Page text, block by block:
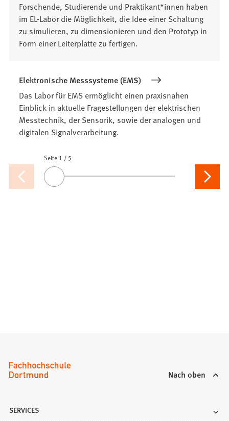
Forschende, Studierende und Praktikant*innen haben
im EL-Labor die Möglichkeit, die Idee einer Schaltung
zu simulieren, zu dimensionieren und den Prototyp in
Form einer Leiterplatte zu fertigen.
Elektronische Messsysteme (EMS)
Das Labor für EMS ermöglicht einen praxisnahen
Einblick in aktuelle Fragestellungen der elektrischen
Messtechnik, der Sensorik, sowie der analogen und
digitalen Signalverarbeitung.
Vorherige
Seite
Seite 1 / 5
Seiten
Nächste
Seite
Ziehen
springen.
Nach oben
SERVICES